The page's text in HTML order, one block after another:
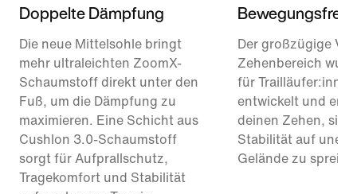
Doppelte Dämpfung
Die neue Mittelsohle bringt
mehr ultraleichten ZoomX-
Schaumstoff direkt unter den
Fuß, um die Dämpfung zu
maximieren. Eine Schicht aus
Cushlon 3.0-Schaumstoff
sorgt für Aufprallschutz,
Tragekomfort und Stabilität
Der großzügige
Zehenbereich
für Trailläufer:innen
entwickelt und
deinen Zehen, sich
Stabilität auf
Gelände zu